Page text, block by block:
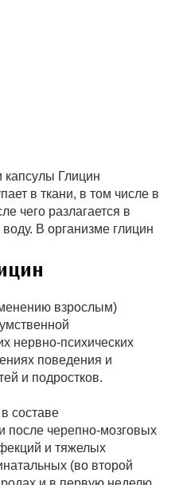
капсулы Глицин
в ткани, в том числе в
чего разлагается в
В организме глицин
взрослым)
нервно-психических
поведения и
и подростков.
составе
после черепно-мозговых
и тяжелых
(во второй